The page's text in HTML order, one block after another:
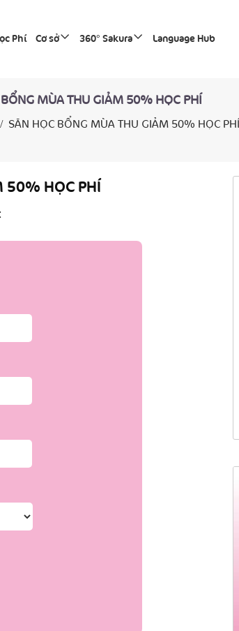
Phí Cơ sở 360° Sakura Language Hub
MÙA THU GIẢM 50% HỌC PHÍ
SĂN HỌC BỔNG MÙA THU GIẢM 50% HỌC PHÍ
50% HỌC PHÍ